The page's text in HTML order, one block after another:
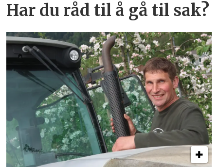
Har du råd til å gå til sak?